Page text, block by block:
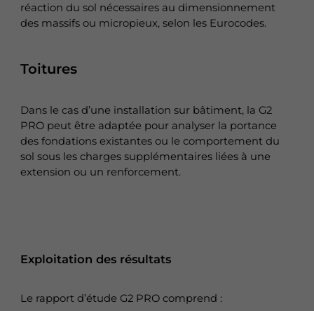
réaction du sol nécessaires au dimensionnement
des massifs ou micropieux, selon les Eurocodes.
Toitures
Dans le cas d’une installation sur bâtiment, la G2
PRO peut être adaptée pour analyser la portance
des fondations existantes ou le comportement du
sol sous les charges supplémentaires liées à une
extension ou un renforcement.
Exploitation des résultats
Le rapport d’étude G2 PRO comprend :